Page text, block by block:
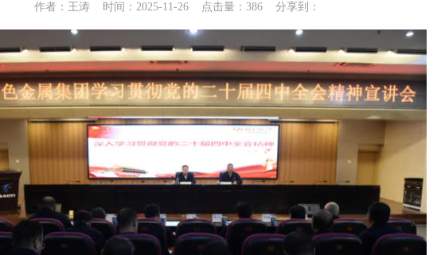
作者：王涛 时间：2025-11-26 点击量：386 分享到：